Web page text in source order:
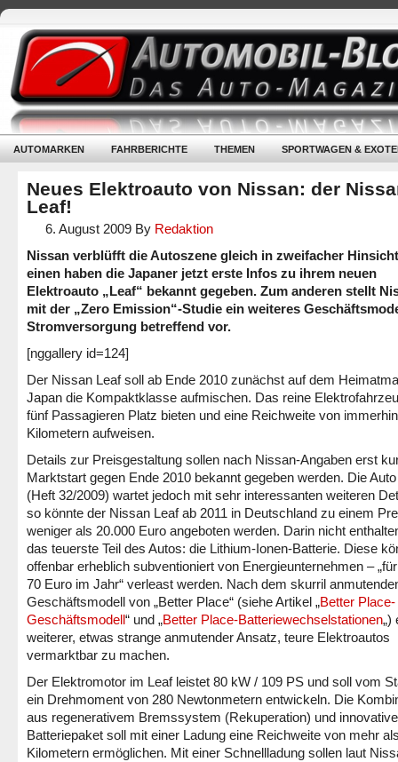
AUTOMARKEN FAHRBERICHTE THEMEN SPORTWAGEN &
Neues Elektroauto von Nissan: der
Leaf!
6. August 2009 By Redaktion
Nissan verblüfft die Autoszene gleich in zweifacher
einen haben die Japaner jetzt erste Infos zu ihrem neuen
Elektroauto „Leaf“ bekannt gegeben. Zum anderen stellt
mit der „Zero Emission“-Studie ein weiteres
Stromversorgung betreffend vor.
[nggallery id=124]
Der Nissan Leaf soll ab Ende 2010 zunächst auf dem
Japan die Kompaktklasse aufmischen. Das reine
fünf Passagieren Platz bieten und eine Reichweite von
Kilometern aufweisen.
Details zur Preisgestaltung sollen nach Nissan-Angaben erst
Marktstart gegen Ende 2010 bekannt gegeben werden. Die
(Heft 32/2009) wartet jedoch mit sehr interessanten weiteren
so könnte der Nissan Leaf ab 2011 in Deutschland zu einem
weniger als 20.000 Euro angeboten werden. Darin nicht
das teuerste Teil des Autos: die Lithium-Ionen-Batterie. Diese
offenbar erheblich subventioniert von Energieunternehmen –
70 Euro im Jahr“ verleast werden. Nach dem skurril
Geschäftsmodell von „Better Place“ (siehe Artikel „Better Place-
Geschäftsmodell“ und „Better Place-Batteriewechselstationen„)
weiterer, etwas strange anmutender Ansatz, teure Elektroautos
vermarktbar zu machen.
Der Elektromotor im Leaf leistet 80 kW / 109 PS und soll vom
ein Drehmoment von 280 Newtonmetern entwickeln. Die
aus regenerativem Bremssystem (Rekuperation) und
Batteriepaket soll mit einer Ladung eine Reichweite von mehr
Kilometern ermöglichen. Mit einer Schnellladung sollen laut